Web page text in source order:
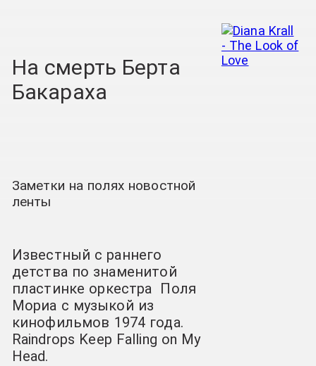
На смерть Берта
Бакараха
Заметки на полях новостной
ленты
Известный с раннего
детства по знаменитой
пластинке оркестра Поля
Мориа с музыкой из
кинофильмов 1974 года.
Raindrops Keep Falling on My
Head.